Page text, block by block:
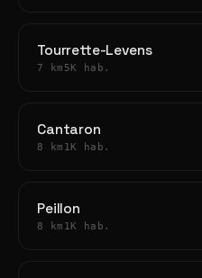
Tourrette-Levens
7 km 5K hab.
Cantaron
8 km 1K hab.
Peillon
8 km 1K hab.